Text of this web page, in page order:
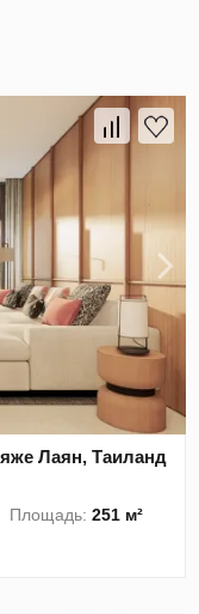
Лаян, Таиланд
Площадь:251 м²